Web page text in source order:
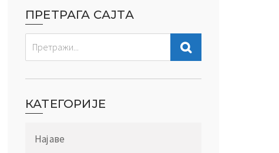
ПРЕТРАГА САЈТА
КАТЕГОРИЈЕ
Најаве